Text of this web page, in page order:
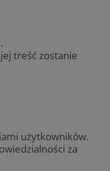
treść zostanie
użytkowników.
za